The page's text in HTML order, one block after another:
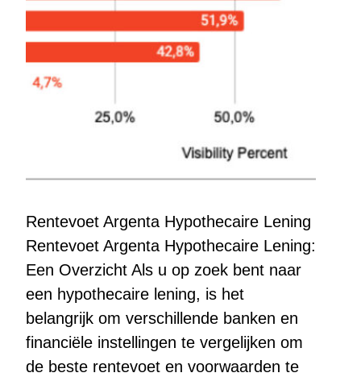
Rentevoet Argenta Hypothecaire Lening
Rentevoet Argenta Hypothecaire Lening:
Een Overzicht Als u op zoek bent naar
een hypothecaire lening, is het
belangrijk om verschillende banken en
financiële instellingen te vergelijken om
de beste rentevoet en voorwaarden te